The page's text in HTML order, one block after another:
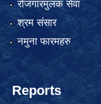
रोजगारमुलक सेवा
श्रम संसार
नमुना फारमहरु
Reports